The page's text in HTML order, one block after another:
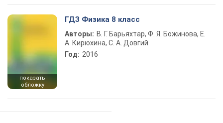
показать
обложку
ГДЗ Физика 8 класс
Авторы: В. Г. Барьяхтар, Ф. Я. Божинова, Е.
А. Кирюхина, С. А. Довгий
Год: 2016